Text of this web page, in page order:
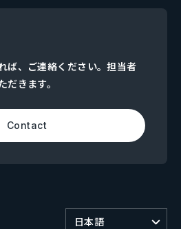
ば、ご連絡ください。担当者
だきます。
Contact
日本語